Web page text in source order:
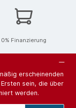
0% Finanzierung
erscheinenden
sein, die über
werden.